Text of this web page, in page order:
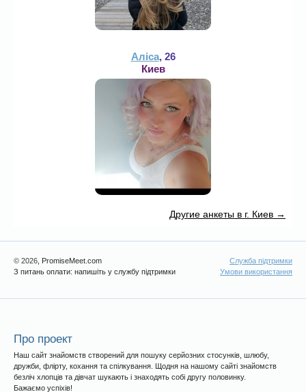
Аліса, 26
Киев
Другие анкеты в г. Киев →
Служба підтримки
Умови використання
© 2026 , PromiseMeet.com
З питань оплати: напишіть у службу підтримки
Про проект
Наш сайт знайомств створений для пошуку серйозних стосунків, шлюбу,
дружби, флірту, кохання та спілкування. Щодня на нашому сайті знайомств
безліч хлопців та дівчат шукають і знаходять собі другу половинку.
Бажаємо успіхів!